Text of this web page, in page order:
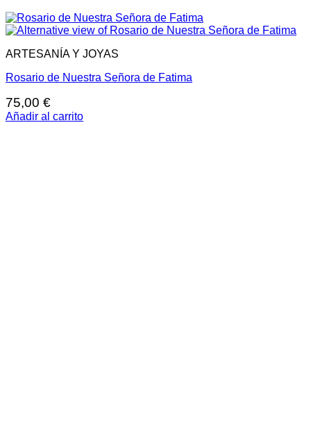
ARTESANÍA Y JOYAS
Rosario de Nuestra Señora de Fatima
75,00 €
Añadir al carrito